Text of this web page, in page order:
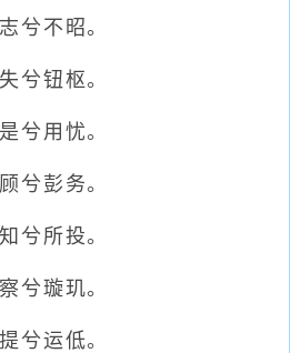
不昭。
钮枢。
用忧。
彭务。
所投。
璇玑。
运低。